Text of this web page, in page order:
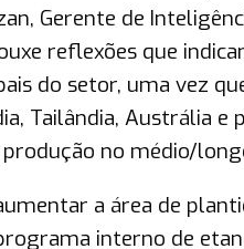
Gerente de
reflexões que
do setor, uma vez
Tailândia, Austrália e
no médio/
a área de
interno de